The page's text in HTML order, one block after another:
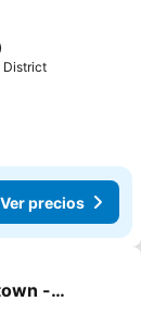
District
Ver precios
-